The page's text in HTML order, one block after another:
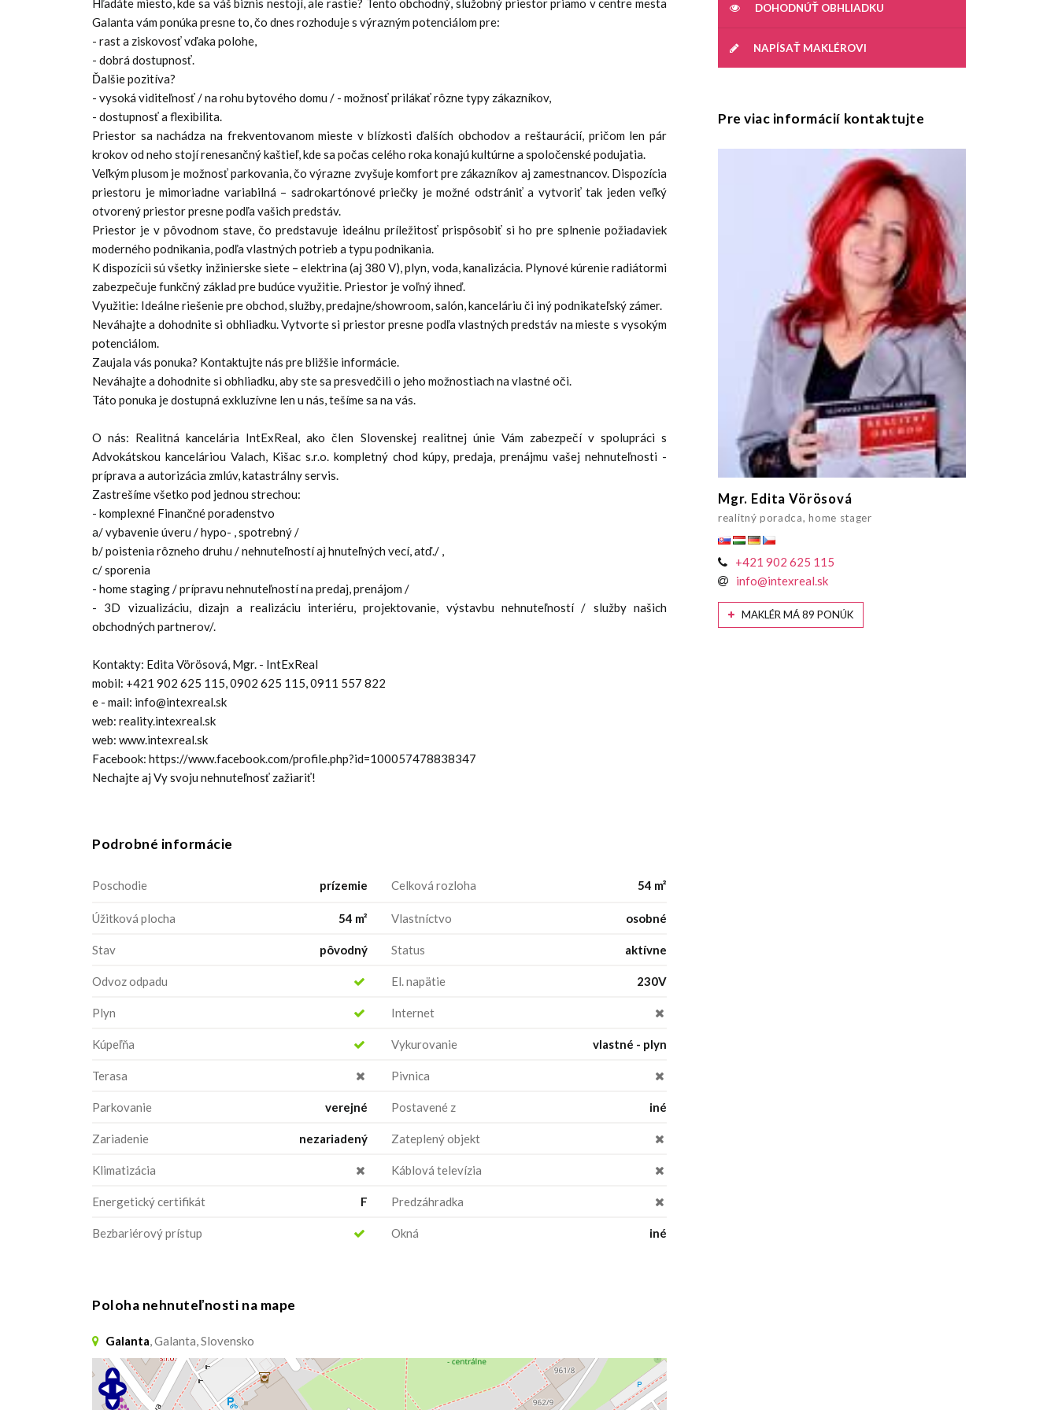
Hľadáte miesto, kde sa váš biznis nestojí, ale rastie? Tento obchodný, služobný priestor priamo v centre mesta
Galanta vám ponúka presne to, čo dnes rozhoduje s výrazným potenciálom pre:
- rast a ziskovosť vďaka polohe,
- dobrá dostupnosť.
Ďalšie pozitíva?
- vysoká viditeľnosť / na rohu bytového domu / - možnosť prilákať rôzne typy zákazníkov,
- dostupnosť a flexibilita.
Priestor sa nachádza na frekventovanom mieste v blízkosti ďalších obchodov a reštaurácií, pričom len pár
krokov od neho stojí renesančný kaštieľ, kde sa počas celého roka konajú kultúrne a spoločenské podujatia.
Veľkým plusom je možnosť parkovania, čo výrazne zvyšuje komfort pre zákazníkov aj zamestnancov. Dispozícia
priestoru je mimoriadne variabilná – sadrokartónové priečky je možné odstrániť a vytvoriť tak jeden veľký
otvorený priestor presne podľa vašich predstáv.
Priestor je v pôvodnom stave, čo predstavuje ideálnu príležitosť prispôsobiť si ho pre splnenie požiadaviek
moderného podnikania, podľa vlastných potrieb a typu podnikania.
K dispozícii sú všetky inžinierske siete – elektrina (aj 380 V), plyn, voda, kanalizácia. Plynové kúrenie radiátormi
zabezpečuje funkčný základ pre budúce využitie. Priestor je voľný ihneď.
Využitie: Ideálne riešenie pre obchod, služby, predajne/showroom, salón, kanceláriu či iný podnikateľský zámer.
Neváhajte a dohodnite si obhliadku. Vytvorte si priestor presne podľa vlastných predstáv na mieste s vysokým
potenciálom.
Zaujala vás ponuka? Kontaktujte nás pre bližšie informácie.
Neváhajte a dohodnite si obhliadku, aby ste sa presvedčili o jeho možnostiach na vlastné oči.
Táto ponuka je dostupná exkluzívne len u nás, tešíme sa na vás.
O nás: Realitná kancelária IntExReal, ako člen Slovenskej realitnej únie Vám zabezpečí v spolupráci s
Advokátskou kanceláriou Valach, Kišac s.r.o. kompletný chod kúpy, predaja, prenájmu vašej nehnuteľnosti -
príprava a autorizácia zmlúv, katastrálny servis.
Zastrešíme všetko pod jednou strechou:
- komplexné Finančné poradenstvo
a/ vybavenie úveru / hypo- , spotrebný /
b/ poistenia rôzneho druhu / nehnuteľností aj hnuteľných vecí, atď./ ,
c/ sporenia
- home staging / prípravu nehnuteľností na predaj, prenájom /
- 3D vizualizáciu, dizajn a realizáciu interiéru, projektovanie, výstavbu nehnuteľností / služby našich
obchodných partnerov/.
Kontakty: Edita Vörösová, Mgr. - IntExReal
mobil: +421 902 625 115, 0902 625 115, 0911 557 822
e - mail: info@intexreal.sk
web: reality.intexreal.sk
web: www.intexreal.sk
Facebook: https://www.facebook.com/profile.php?id=100057478838347
Nechajte aj Vy svoju nehnuteľnosť zažiariť!
Podrobné informácie
Poschodie prízemie Celková rozloha 54 m²
Úžitková plocha 54 m² Vlastníctvo osobné
Stav pôvodný Status aktívne
Odvoz odpadu El. napätie 230V
Plyn Internet
Kúpeľňa Vykurovanie vlastné - plyn
Terasa Pivnica
Parkovanie verejné Postavené z iné
Zariadenie nezariadený Zateplený objekt
Klimatizácia Káblová televízia
Energetický certifikát F Predzáhradka
Bezbariérový prístup Okná iné
Poloha nehnuteľnosti na mape
Galanta, Galanta, Slovensko
DOHODNÚŤ OBHLIADKU
NAPÍSAŤ MAKLÉROVI
Pre viac informácií kontaktujte
Mgr. Edita Vörösová
realitný poradca, home stager
+421 902 625 115
info@intexreal.sk
MAKLÉR MÁ 89 PONÚK